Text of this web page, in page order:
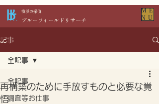
​横浜の探偵
​ブルーフィールドリサーチ
ME
NU
記事
全記事
調査等お仕事
全記事
再構築のために手放すものと必要な覚
悟